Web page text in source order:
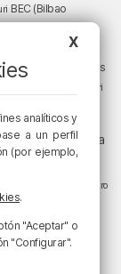
BEC (Bilbao
Cáritas
Enkarterri
Vasco)
LaLiga LaLiga
planes
Teatro
tráfico
X
analíticos y
a un perfil
(por ejemplo,
.
"Aceptar" o
"Configurar".